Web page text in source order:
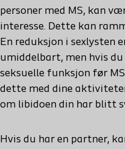
personer med MS, kan
interesse. Dette kan
En reduksjon i sexlysten
umiddelbart, men hvis
seksuelle funksjon før
dette med dine
om libidoen din har blitt
Hvis du har en partner,